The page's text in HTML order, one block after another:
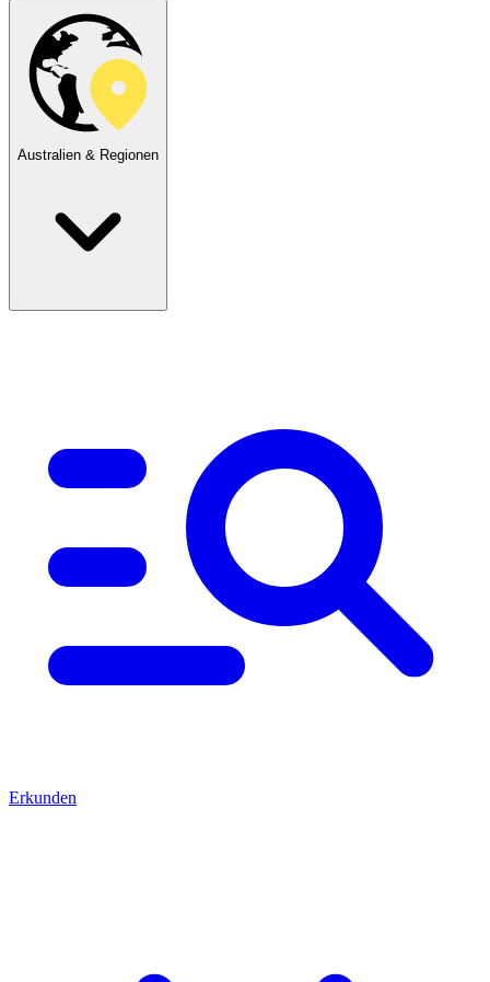
Australien & Regionen
Erkunden